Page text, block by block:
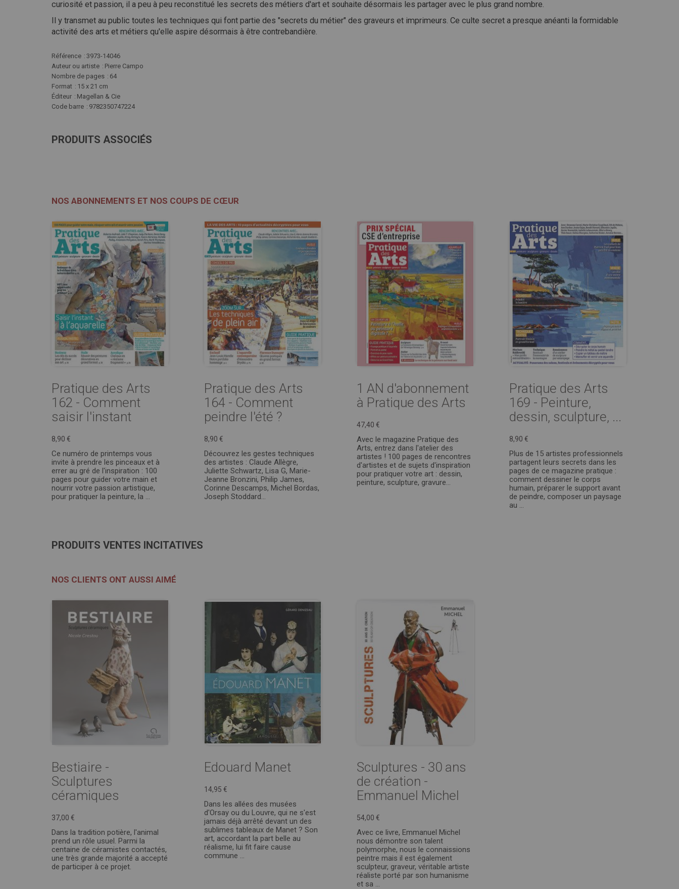
curiosité et passion, il a peu à peu reconstitué les secrets des métiers d'art et souhaite désormais les partager avec le plus grand nombre.
Il y transmet au public toutes les techniques qui font partie des "secrets du métier" des graveurs et imprimeurs. Ce culte secret a presque anéanti la formidable
activité des arts et métiers qu'elle aspire désormais à être contrebandière.
Plus
d'infos
Référence
3973-14046
Auteur ou artiste
Pierre Campo
Nombre de pages
64
Format
15 x 21 cm
Éditeur
Magellan & Cie
Code barre
9782350747224
PRODUITS ASSOCIÉS
NOS ABONNEMENTS ET NOS COUPS DE CŒUR
Pratique des Arts
162 - Comment
saisir l'instant
8,90 €
Ce numéro de printemps vous
invite à prendre les pinceaux et à
errer au gré de l'inspiration : 100
pages pour guider votre main et
nourrir votre passion artistique,
pour pratiquer la peinture, la ...
Pratique des Arts
164 - Comment
peindre l'été ?
8,90 €
Découvrez les gestes techniques
des artistes : Claude Allègre,
Juliette Schwartz, Lisa G, Marie-
Jeanne Bronzini, Philip James,
Corinne Descamps, Michel Bordas,
Joseph Stoddard…
1 AN d'abonnement
à Pratique des Arts
47,40 €
Avec le magazine Pratique des
Arts, entrez dans l'atelier des
artistes ! 100 pages de rencontres
d'artistes et de sujets d'inspiration
pour pratiquer votre art : dessin,
peinture, sculpture, gravure…
Pratique des Arts
169 - Peinture,
dessin, sculpture, ...
8,90 €
Plus de 15 artistes professionnels
partagent leurs secrets dans les
pages de ce magazine pratique :
comment dessiner le corps
humain, préparer le support avant
de peindre, composer un paysage
au ...
PRODUITS VENTES INCITATIVES
NOS CLIENTS ONT AUSSI AIMÉ
Bestiaire -
Sculptures
céramiques
37,00 €
Dans la tradition potière, l'animal
prend un rôle usuel. Parmi la
centaine de céramistes contactés,
une très grande majorité a accepté
de participer à ce projet.
Edouard Manet
14,95 €
Dans les allées des musées
d'Orsay ou du Louvre, qui ne s'est
jamais déjà arrêté devant un des
sublimes tableaux de Manet ? Son
art, accordant la part belle au
réalisme, lui fit faire cause
commune ...
Sculptures - 30 ans
de création -
Emmanuel Michel
54,00 €
Avec ce livre, Emmanuel Michel
nous démontre son talent
polymorphe, nous le connaissions
peintre mais il est également
sculpteur, graveur, véritable artiste
réaliste porté par son humanisme
et sa ...